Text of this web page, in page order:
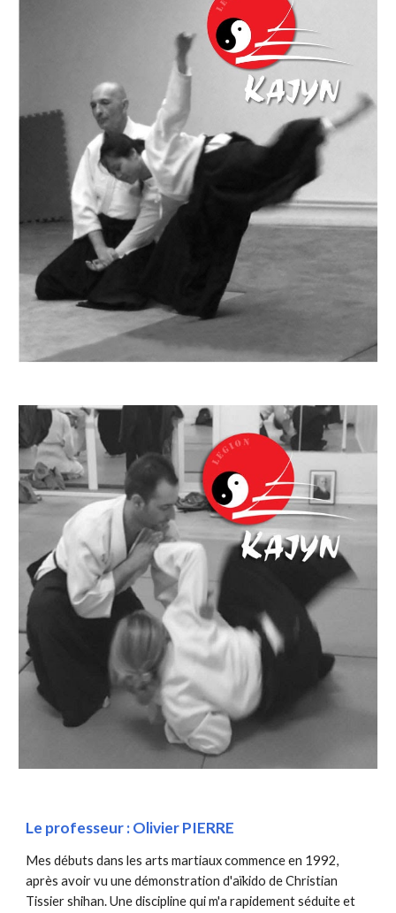
Le professeur : Olivier PIERRE
Mes débuts dans les arts martiaux commence en 1992,
après avoir vu une démonstration d'aïkido de Christian
Tissier shihan. Une discipline qui m'a rapidement séduite et